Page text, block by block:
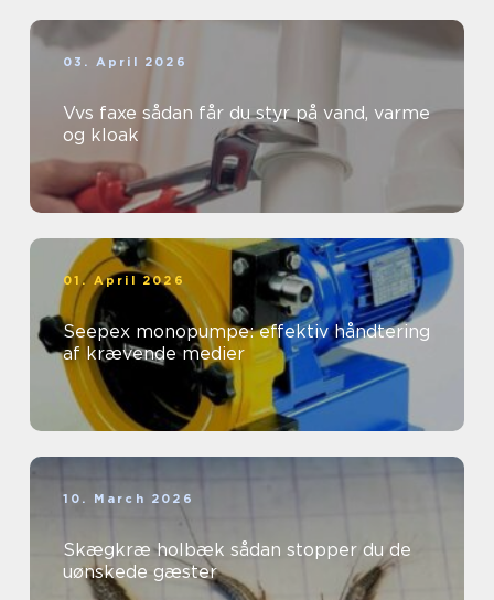
03. April 2026
Vvs faxe sådan får du styr på vand, varme
og kloak
01. April 2026
Seepex monopumpe: effektiv håndtering
af krævende medier
10. March 2026
Skægkræ holbæk sådan stopper du de
uønskede gæster